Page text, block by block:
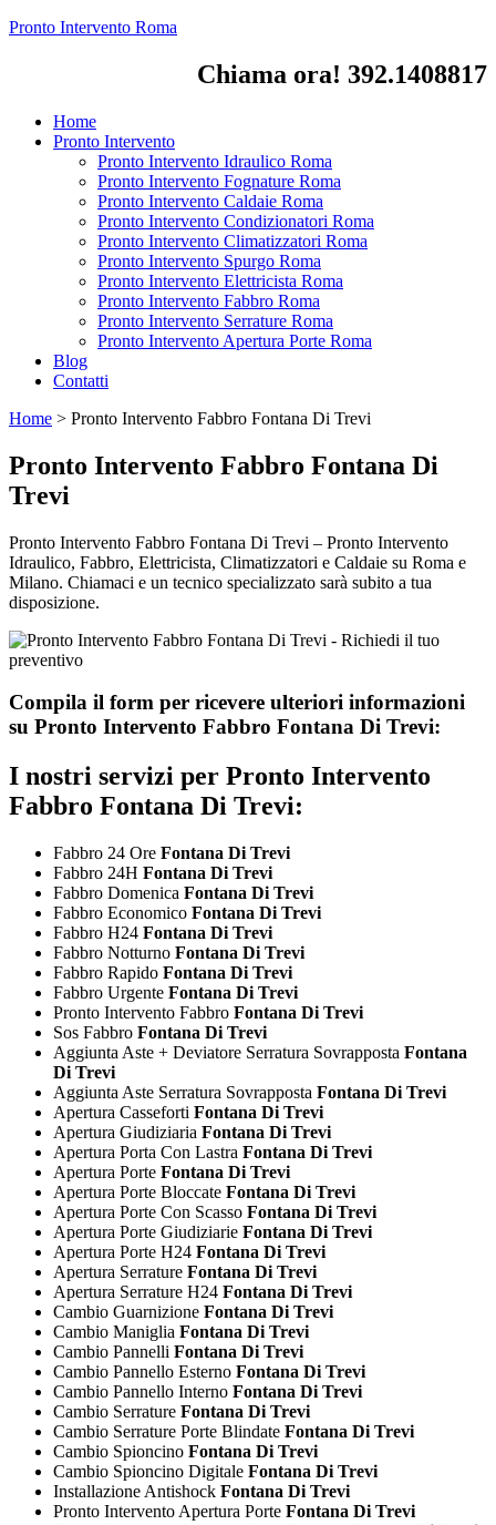
Pronto Intervento Roma
Chiama ora! 392.1408817
Home
Pronto Intervento
Pronto Intervento Idraulico Roma
Pronto Intervento Fognature Roma
Pronto Intervento Caldaie Roma
Pronto Intervento Condizionatori Roma
Pronto Intervento Climatizzatori Roma
Pronto Intervento Spurgo Roma
Pronto Intervento Elettricista Roma
Pronto Intervento Fabbro Roma
Pronto Intervento Serrature Roma
Pronto Intervento Apertura Porte Roma
Blog
Contatti
Home > Pronto Intervento Fabbro Fontana Di Trevi
Pronto Intervento Fabbro Fontana Di
Trevi
Pronto Intervento Fabbro Fontana Di Trevi – Pronto Intervento
Idraulico, Fabbro, Elettricista, Climatizzatori e Caldaie su Roma e
Milano. Chiamaci e un tecnico specializzato sarà subito a tua
disposizione.
Compila il form per ricevere ulteriori informazioni
su Pronto Intervento Fabbro Fontana Di Trevi:
I nostri servizi per Pronto Intervento
Fabbro Fontana Di Trevi:
Fabbro 24 Ore Fontana Di Trevi
Fabbro 24H Fontana Di Trevi
Fabbro Domenica Fontana Di Trevi
Fabbro Economico Fontana Di Trevi
Fabbro H24 Fontana Di Trevi
Fabbro Notturno Fontana Di Trevi
Fabbro Rapido Fontana Di Trevi
Fabbro Urgente Fontana Di Trevi
Pronto Intervento Fabbro Fontana Di Trevi
Sos Fabbro Fontana Di Trevi
Aggiunta Aste + Deviatore Serratura Sovrapposta Fontana
Di Trevi
Aggiunta Aste Serratura Sovrapposta Fontana Di Trevi
Apertura Casseforti Fontana Di Trevi
Apertura Giudiziaria Fontana Di Trevi
Apertura Porta Con Lastra Fontana Di Trevi
Apertura Porte Fontana Di Trevi
Apertura Porte Bloccate Fontana Di Trevi
Apertura Porte Con Scasso Fontana Di Trevi
Apertura Porte Giudiziarie Fontana Di Trevi
Apertura Porte H24 Fontana Di Trevi
Apertura Serrature Fontana Di Trevi
Apertura Serrature H24 Fontana Di Trevi
Cambio Guarnizione Fontana Di Trevi
Cambio Maniglia Fontana Di Trevi
Cambio Pannelli Fontana Di Trevi
Cambio Pannello Esterno Fontana Di Trevi
Cambio Pannello Interno Fontana Di Trevi
Cambio Serrature Fontana Di Trevi
Cambio Serrature Porte Blindate Fontana Di Trevi
Cambio Spioncino Fontana Di Trevi
Cambio Spioncino Digitale Fontana Di Trevi
Installazione Antishock Fontana Di Trevi
Pronto Intervento Apertura Porte Fontana Di Trevi